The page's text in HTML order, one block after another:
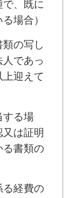
、既に
場合）
類の写し
人であっ
迎えて
する場
は証明
る書類の
る経費の